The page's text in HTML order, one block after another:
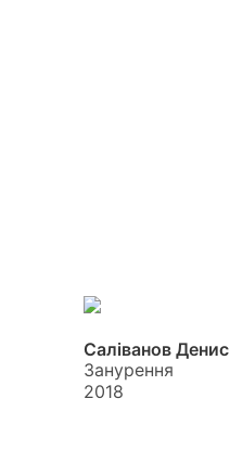
Саліванов Денис
Занурення
2018